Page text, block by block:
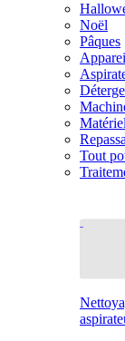
Noël
Pâques
Tout